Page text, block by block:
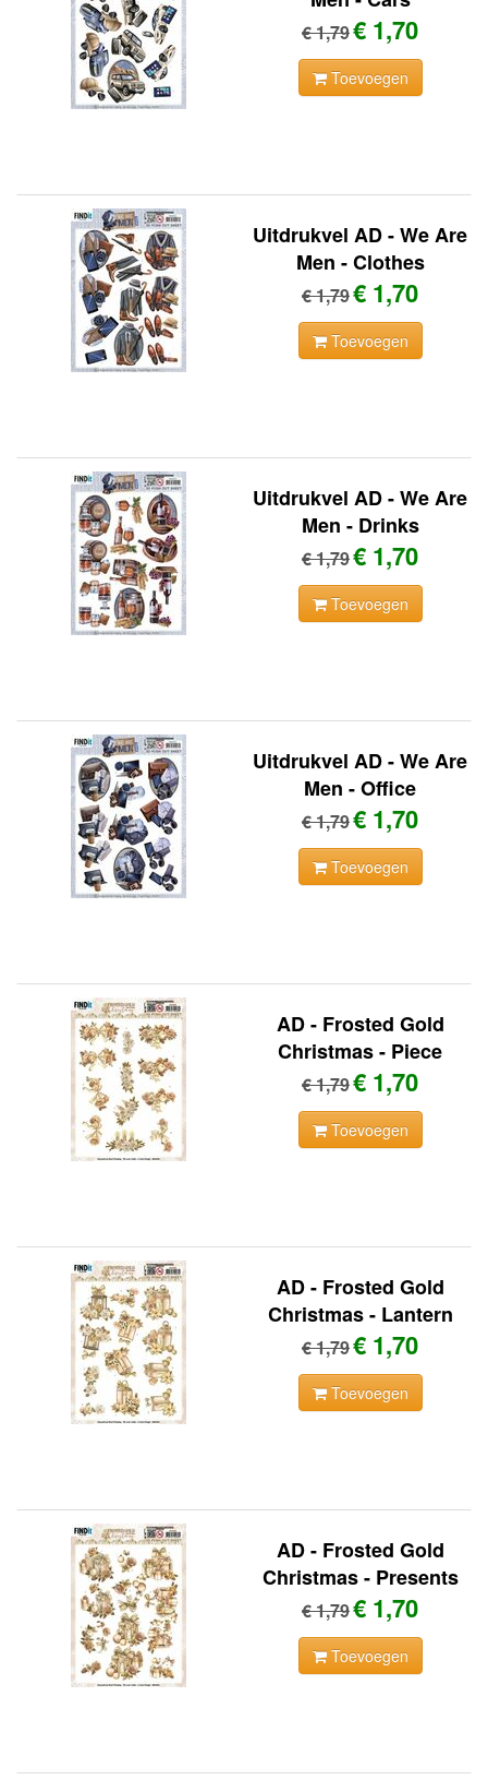
€ 1,79€ 1,70
Toevoegen
Uitdrukvel AD - We Are
Men - Clothes
€ 1,79€ 1,70
Toevoegen
Uitdrukvel AD - We Are
Men - Drinks
€ 1,79€ 1,70
Toevoegen
Uitdrukvel AD - We Are
Men - Office
€ 1,79€ 1,70
Toevoegen
AD - Frosted Gold
Christmas - Piece
€ 1,79€ 1,70
Toevoegen
AD - Frosted Gold
Christmas - Lantern
€ 1,79€ 1,70
Toevoegen
AD - Frosted Gold
Christmas - Presents
€ 1,79€ 1,70
Toevoegen